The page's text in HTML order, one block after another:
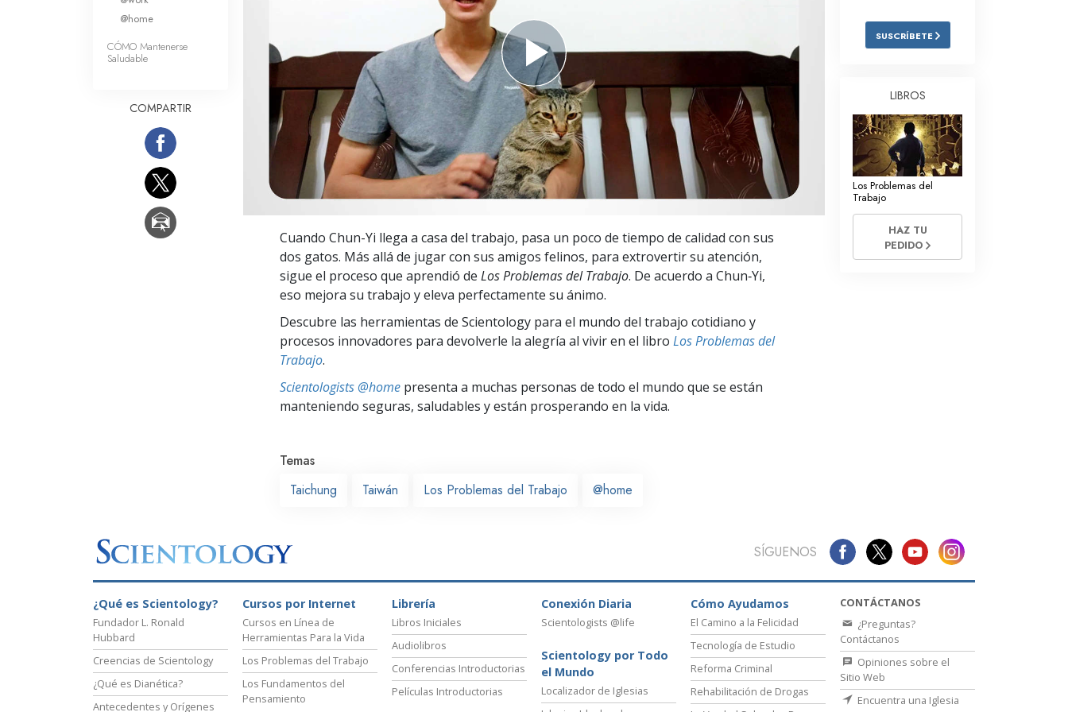
Respuestas a las Drogas
Los Niños
La Causa de la Supresión
Investigaciones
Los Fundamentos de la Organización
Los Fundamentos de las Relaciones
Cuando Chun-Yi llega a casa del trabajo, pasa un poco de tiempo de calidad con sus
dos gatos. Más allá de jugar con sus amigos felinos, para extrovertir su atención,
sigue el proceso que aprendió de Los Problemas del Trabajo. De acuerdo a Chun‑Yi,
eso mejora su trabajo y eleva perfectamente su ánimo.
Descubre las herramientas de Scientology para el mundo del trabajo cotidiano y
procesos innovadores para devolverle la alegría al vivir en el libro Los Problemas del
Trabajo.
Scientologists @home presenta a muchas personas de todo el mundo que se están
manteniendo seguras, saludables y están prosperando en la vida.
Temas
Taichung
Taiwán Los Problemas del Trabajo @home
@home
CÓMO Mantenerse
Saludable
COMPARTIR
SUSCRÍBETE
LIBROS
Los Problemas del
Trabajo
HAZ TU
PEDIDO
SÍGUENOS
¿Qué es Scientology?
Fundador L. Ronald
Hubbard
Creencias de Scientology
¿Qué es Dianética?
Antecedentes y Orígenes
Cursos por Internet
Cursos en Línea de
Herramientas Para la Vida
Los Problemas del Trabajo
Los Fundamentos del
Pensamiento
Librería
Libros Iniciales
Audiolibros
Conferencias Introductorias
Películas Introductorias
Conexión Diaria
Scientologists @life
Scientology por Todo
el Mundo
Localizador de Iglesias
Cómo Ayudamos
El Camino a la Felicidad
Tecnología de Estudio
Reforma Criminal
Rehabilitación de Drogas
CONTÁCTANOS
¿Preguntas?
Contáctanos
Opiniones sobre el
Sitio Web
Encuentra una Iglesia